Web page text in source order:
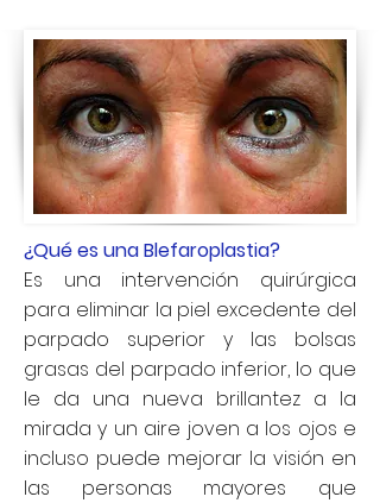
¿Qué es una Blefaroplastia?
Es una intervención quirúrgica
para eliminar la piel excedente del
parpado superior y las bolsas
grasas del parpado inferior, lo que
le da una nueva brillantez a la
mirada y un aire joven a los ojos e
incluso puede mejorar la visión en
las personas mayores que